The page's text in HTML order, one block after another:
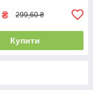
₴ 299,60 ₴
Купити